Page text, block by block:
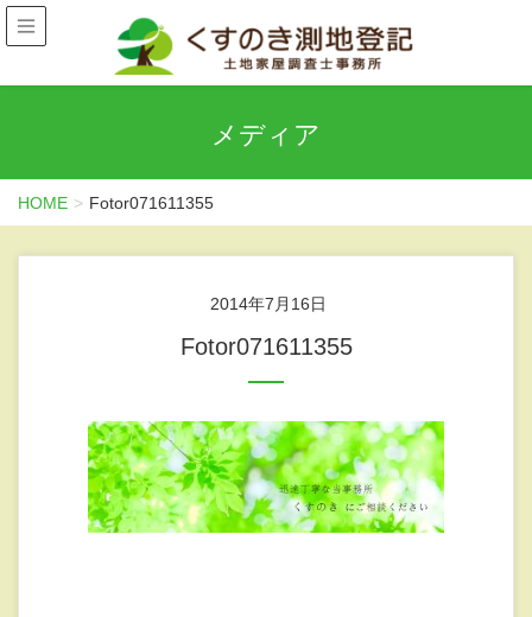
メディア
HOME Fotor071611355
2014年7月16日
Fotor071611355